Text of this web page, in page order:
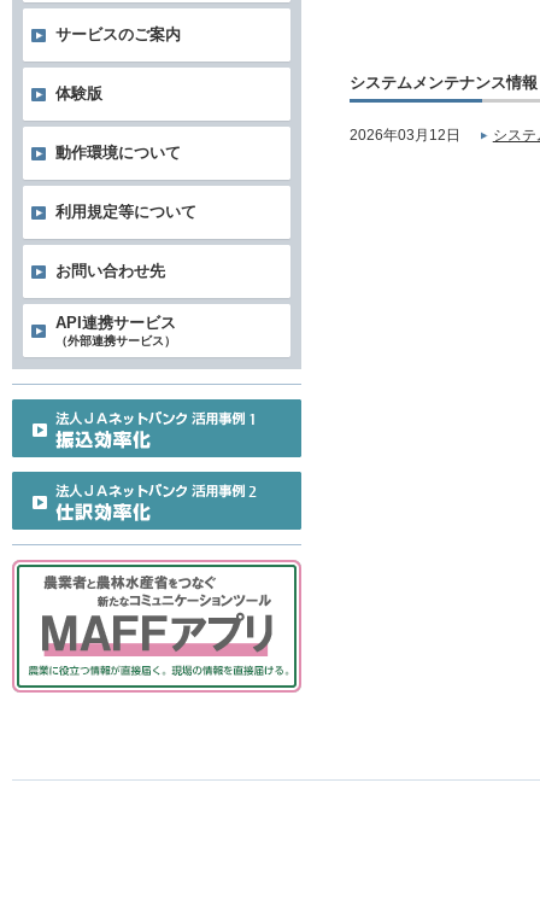
システムメンテナンス情報
2026年03月12日 シス
サービスのご案内
体験版
動作環境について
利用規定等について
お問い合わせ先
API連携サービス
（外部連携サービス）